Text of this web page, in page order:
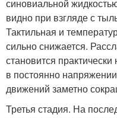
синовиальной
видно при взгляде с
Тактильная и
сильно снижается.
становится
в постоянно
движений заметно
Третья стадия. На